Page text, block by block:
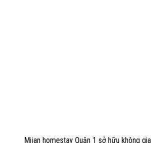
Mijan homestay Quận 1 sở hữu không